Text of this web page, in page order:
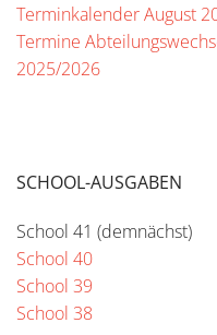
Terminkalender August
Termine
2025/2026
SCHOOL-AUSGABEN
School 41 (demnächst)
School 40
School 39
School 38